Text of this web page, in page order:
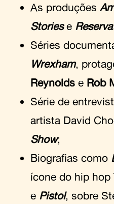
As produções
Storiese
Séries
Wrexham,
Reynolds e Rob
Série de
artista David
Show;
Biografias como
ícone do hip hop
e Pistol, sobre